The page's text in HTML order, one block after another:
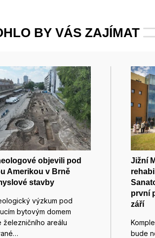
BY VÁS ZAJÍMAT
objevili pod
Amerikou v Brně
stavby
výzkum pod
bytovým domem
železničního areálu
Jižní
první
září
bude